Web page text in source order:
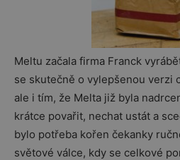
Meltu začala firma Franck
se skutečně o vylepšenou verzi
ale i tím, že Melta již byla
krátce povařit, nechat ustát a
bylo potřeba kořen čekanky
světové válce, kdy se celkové